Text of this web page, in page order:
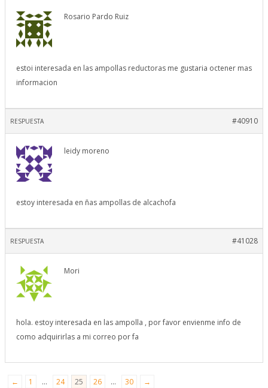
Rosario Pardo Ruiz
estoi interesada en las ampollas reductoras me gustaria octener mas
informacion
#40910
RESPUESTA
leidy moreno
estoy interesada en ñas ampollas de alcachofa
#41028
RESPUESTA
Mori
hola. estoy interesada en las ampolla , por favor envienme info de
como adquirirlas a mi correo por fa
← 1 … 24 25 26 … 30 →